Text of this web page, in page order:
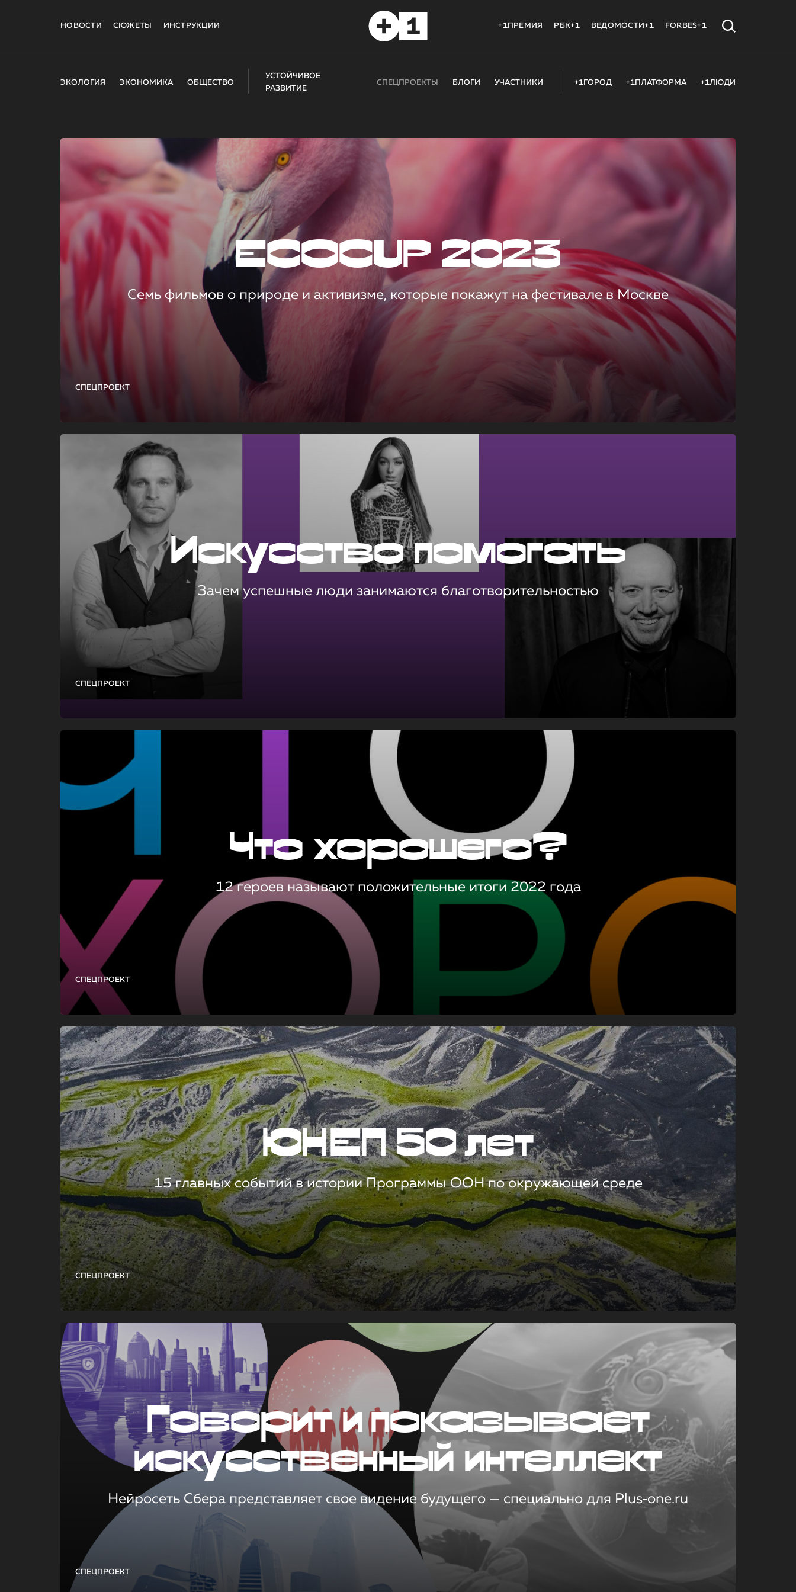
НОВОСТИ СЮЖЕТЫ ИНСТРУКЦИИ +1ПРЕМИЯ РБК+1 ВЕДОМОСТИ+1 FORBES+1
ЭКОЛОГИЯ ЭКОНОМИКА ОБЩЕСТВО
УСТОЙЧИВОЕ
РАЗВИТИЕ
СПЕЦПРОЕКТЫ БЛОГИ УЧАСТНИКИ +1ГОРОД +1ПЛАТФОРМА +1ЛЮДИ
СПЕЦПРОЕКТ
ECOCUP 2023
Семь фильмов о природе и активизме, которые покажут на фестивале в Москве
СПЕЦПРОЕКТ
Искусство помогать
Зачем успешные люди занимаются благотворительностью
СПЕЦПРОЕКТ
Что хорошего?
12 героев называют положительные итоги 2022 года
СПЕЦПРОЕКТ
ЮНЕП 50 лет
15 главных событий в истории Программы ООН по окружающей среде
СПЕЦПРОЕКТ
Говорит и показывает
искусственный интеллект
Нейросеть Сбера представляет свое видение будущего — специально для Plus‑one.ru